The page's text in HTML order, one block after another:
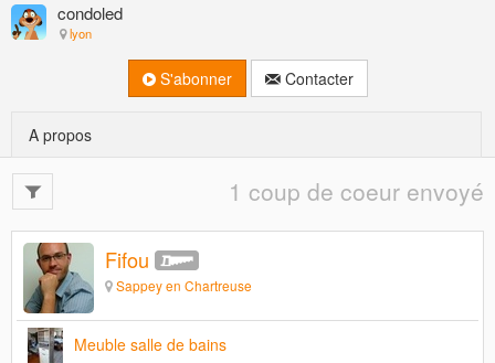
condoled
lyon
S'abonner Contacter
A propos
1 coup de coeur envoyé
Fifou
Sappey en Chartreuse
Meuble salle de bains